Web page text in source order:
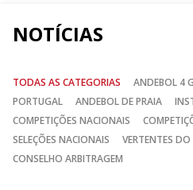
NOTÍCIAS
TODAS AS CATEGORIAS ANDEBOL 4
PORTUGAL
ANDEBOL DE PRAIA
COMPETIÇÕES NACIONAIS
SELEÇÕES NACIONAIS
VERTENTES
CONSELHO ARBITRAGEM